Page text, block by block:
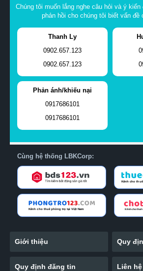
Chúng tôi muốn lắng nghe câu hỏi và ý
phản hồi cho chúng tôi biết vấn đề
Thanh Ly
0902.657.123
0902.657.123
Phản ánh/khiếu nại
0917686101
0917686101
Cùng hệ thống LBKCorp:
Giới thiệu Quy
Quy định đăng tin Liên hệ